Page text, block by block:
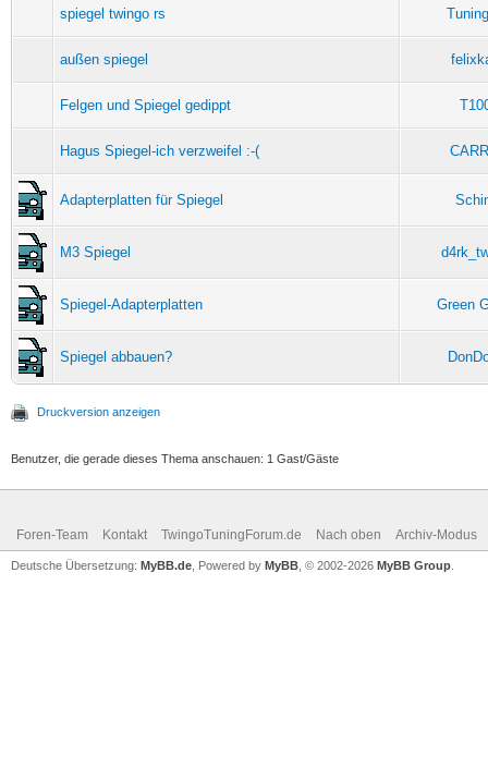
spiegel twingo rs
außen spiegel
Felgen und Spiegel gedippt
Hagus Spiegel-ich verzweifel :-(
Adapterplatten für Spiegel
M3 Spiegel
Spiegel-Adapterplatten Green
Spiegel abbauen?
Druckversion anzeigen
Benutzer, die gerade dieses Thema anschauen: 1 Gast/Gäste
Foren-Team Kontakt TwingoTuningForum.de Nach oben Archiv-Modus
Deutsche Übersetzung: MyBB.de , Powered by MyBB , © 2002-2026 MyBB Group